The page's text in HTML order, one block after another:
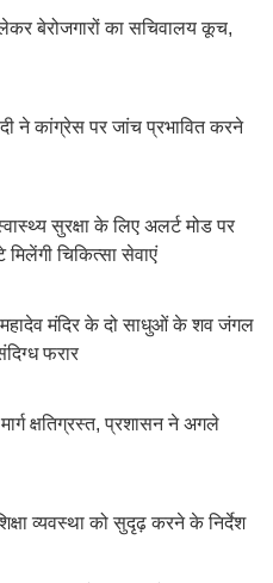
बेरोजगारों का सचिवालय कूच,
ने कांग्रेस पर जांच प्रभावित करने
सुरक्षा के लिए अलर्ट मोड पर
मिलेंगी चिकित्सा सेवाएं
महादेव मंदिर के दो साधुओं के शव जंगल
फरार
क्षतिग्रस्त, प्रशासन ने अगले
व्यवस्था को सुदृढ़ करने के निर्देश